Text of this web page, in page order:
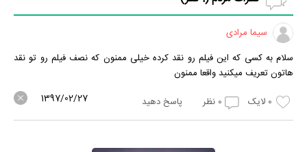
سیما مرادی
سلام به کسی که این فیلم رو نقد کرده خیلی ممنون که نصف فیلم رو تو نقد
هاتون تعریف میکنید واقعا ممنون
0 لایک 0 نظر پاسخ دهید 1397/02/27